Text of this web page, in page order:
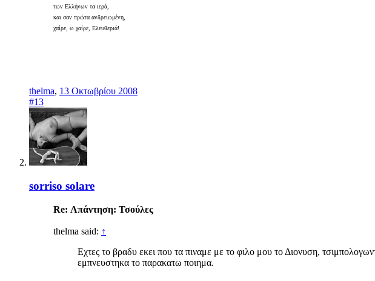
των Ελλήνων τα ιερά,
και σαν πρώτα ανδρειωμένη,
χαίρε, ω χαίρε, Ελευθεριά!
thelma, 13 Οκτωβρίου 2008
#13
sorriso solare
Re: Απάντηση: Τσούλες
thelma said: ↑
Εχτες το βραδυ εκει που τα πιναμε με το φιλο μου το Διονυση,
εμπνευστηκα το παρακατω ποιημα.